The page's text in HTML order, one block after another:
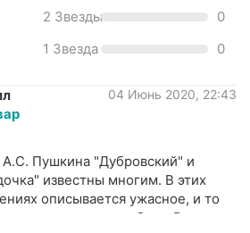
2 Звезды
0
1 Звезда
0
04 Июнь 2020, 22:43
Пушкина "Дубровский" и
известны многим. В этих
описывается ужасное, и то
чувство - любовь. В